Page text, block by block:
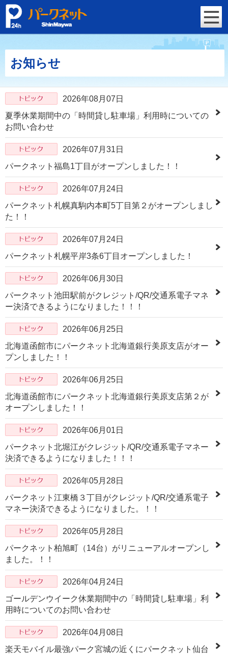
お知らせ
2026年08月07日
夏季休業期間中の「時間貸し駐車場」利用時についての
お問い合わせ
2026年07月31日
パークネット福島1丁目がオープンしました！！
2026年07月24日
パークネット札幌真駒内本町5丁目第２がオープンしまし
た！！
2026年07月24日
パークネット札幌平岸3条6丁目オープンしました！
2026年06月30日
パークネット池田駅前がクレジット/QR/交通系電子マネ
ー決済できるようになりました！！！
2026年06月25日
北海道函館市にパークネット北海道銀行美原支店がオー
プンしました！！
2026年06月25日
北海道函館市にパークネット北海道銀行美原支店第２が
オープンしました！！
2026年06月01日
パークネット北堀江がクレジット/QR/交通系電子マネー
決済できるようになりました！！！
2026年05月28日
パークネット江東橋３丁目がクレジット/QR/交通系電子
マネー決済できるようになりました。！！
2026年05月28日
パークネット柏旭町（14台）がリニューアルオープンし
ました。！！
2026年04月24日
ゴールデンウイーク休業期間中の「時間貸し駐車場」利
用時についてのお問い合わせ
2026年04月08日
楽天モバイル最強パーク宮城の近くにパークネット仙台